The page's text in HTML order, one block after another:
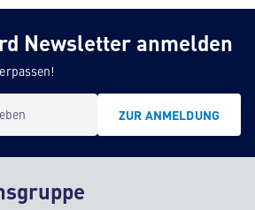
Newsletter anmelden
ZUR ANMELDUNG